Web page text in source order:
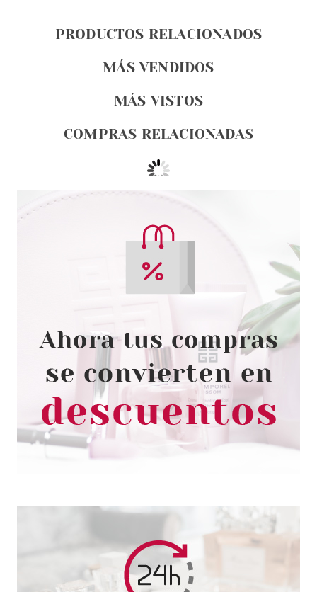
PRODUCTOS RELACIONADOS
MÁS VENDIDOS
MÁS VISTOS
COMPRAS RELACIONADAS
CAROLINA HERRERA
CAROLINA HERRERA BAD BOY
COBALT EDP 50 ML VP
Pvr 89.50€
-41%
desde
52.95€